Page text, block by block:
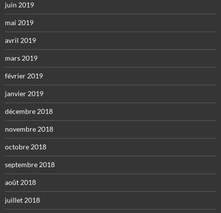
juin 2019
mai 2019
avril 2019
mars 2019
février 2019
janvier 2019
décembre 2018
novembre 2018
octobre 2018
septembre 2018
août 2018
juillet 2018